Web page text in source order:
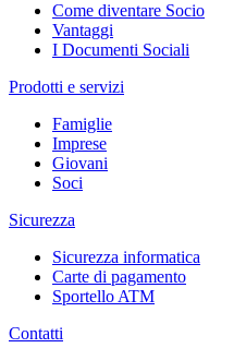
Come diventare Socio
Vantaggi
I Documenti Sociali
Prodotti e servizi
Famiglie
Imprese
Giovani
Soci
Sicurezza
Sicurezza informatica
Carte di pagamento
Sportello ATM
Contatti